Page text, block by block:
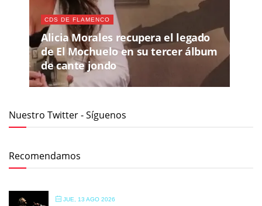
CDS DE FLAMENCO
Alicia Morales recupera el legado
de El Mochuelo en su tercer álbum
de cante jondo
Nuestro Twitter - Síguenos
Recomendamos
JUE, 13 AGO 2026